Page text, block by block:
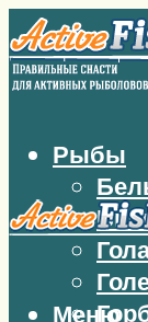
Рыбы
Меню